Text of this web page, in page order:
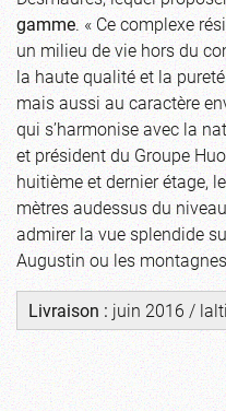
gamme. « Ce complexe
un milieu de vie hors du
la haute qualité et la
mais aussi au caractère
qui s’harmonise avec la
et président du Groupe
huitième et dernier étage,
mètres audessus du
admirer la vue splendide
Augustin ou les
Livraison : juin 2016 /